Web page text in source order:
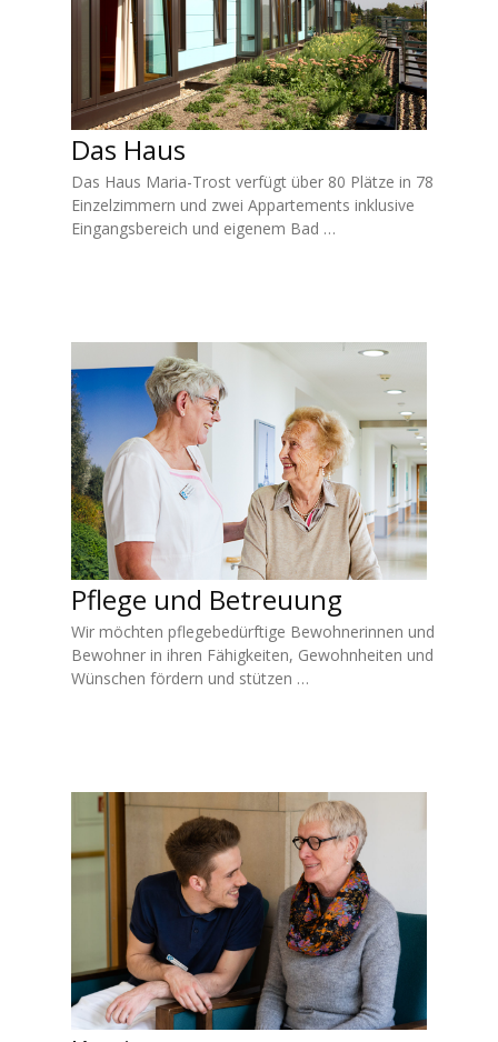
Das Haus
Das Haus Maria-Trost verfügt über 80 Plätze in 78
Einzelzimmern und zwei Appartements inklusive
Eingangsbereich und eigenem Bad …
Pflege und Betreuung
Wir möchten pflegebedürftige Bewohnerinnen und
Bewohner in ihren Fähigkeiten, Gewohnheiten und
Wünschen fördern und stützen …